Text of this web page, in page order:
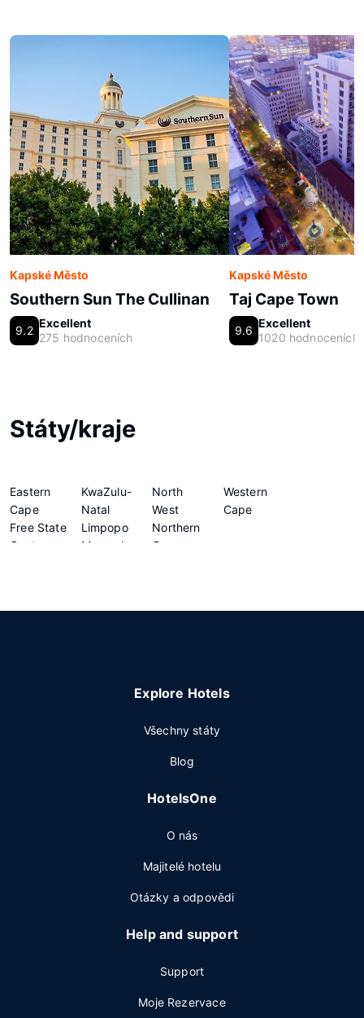
Kapské Město
Southern Sun The Cullinan
9.2
Excellent
275 hodnoceních
Kapské Město
Taj Cape Town
9.6
Excellent
1020 hodnoceních
Státy/kraje
Eastern
Cape
Free State
Gauteng
KwaZulu-
Natal
Limpopo
Mpumalanga
North
West
Northern
Cape
Western
Cape
Explore Hotels
Všechny státy
Blog
HotelsOne
O nás
Majitelé hotelu
Otázky a odpovědi
Help and support
Support
Moje Rezervace